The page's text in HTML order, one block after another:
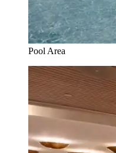
Pool Area